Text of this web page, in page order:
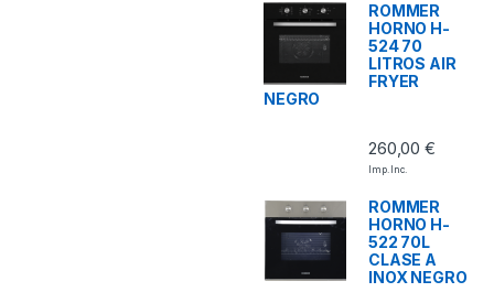
ROMMER
HORNO H-
524 70
LITROS AIR
FRYER
NEGRO
260,00€
Imp. Inc.
ROMMER
HORNO H-
522 70L
CLASE A
INOX NEGRO